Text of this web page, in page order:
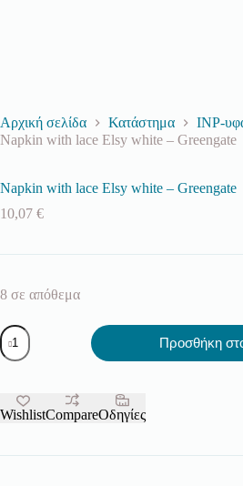
Αρχική σελίδα Κατάστημα
INP-
Napkin with lace Elsy white – Greengate
Napkin with lace Elsy white – Greengate
10,07 €
8 σε απόθεμα
Napkin
with
lace
white
-
Greengate
Προσθήκη
WishlistCompareΟδηγίες